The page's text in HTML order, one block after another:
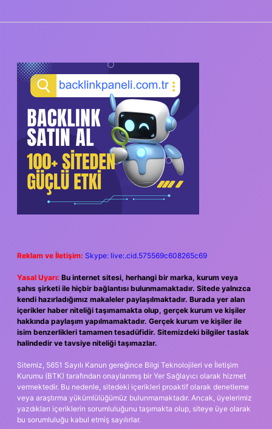
SIDEBAR
Reklam ve İletişim: Skype: live:.cid.575569c608265c69
Yasal Uyarı: Bu internet sitesi, herhangi bir marka, kurum veya
şahıs şirketi ile hiçbir bağlantısı bulunmamaktadır. Sitede yalnızca
kendi hazırladığımız makaleler paylaşılmaktadır. Burada yer alan
içerikler haber niteliği taşımamakta olup, gerçek kurum ve kişiler
hakkında paylaşım yapılmamaktadır. Gerçek kurum ve kişiler ile
isim benzerlikleri tamamen tesadüfidir. Sitemizdeki bilgiler taslak
halindedir ve tavsiye niteliği taşımazlar.
Sitemiz, 5651 Sayılı Kanun gereğince Bilgi Teknolojileri ve İletişim
Kurumu (BTK) tarafından onaylanmış bir Yer Sağlayıcı olarak hizmet
vermektedir. Bu nedenle, sitedeki içerikleri proaktif olarak denetleme
veya araştırma yükümlülüğümüz bulunmamaktadır. Ancak, üyelerimiz
yazdıkları içeriklerin sorumluluğunu taşımakta olup, siteye üye olarak
bu sorumluluğu kabul etmiş sayılırlar.